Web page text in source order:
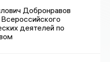
Добронравов
деятелей по